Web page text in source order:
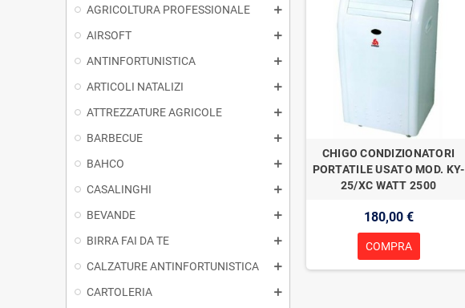
AGRICOLTURA PROFESSIONALE
AIRSOFT
ANTINFORTUNISTICA
ARTICOLI NATALIZI
ATTREZZATURE AGRICOLE
BARBECUE
BAHCO
CASALINGHI
BEVANDE
BIRRA FAI DA TE
CALZATURE ANTINFORTUNISTICA
CARTOLERIA
CHIGO CONDIZIONATORI
PORTATILE USATO MOD. KY-
25/XC WATT 2500
180,00 €
COMPRA